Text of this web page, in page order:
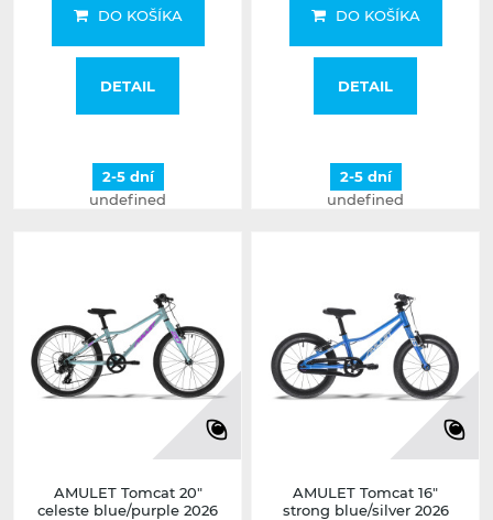
DO KOŠÍKA
DETAIL
2-5 dní
undefined
DO KOŠÍKA
DETAIL
2-5 dní
undefined
AMULET Tomcat 20"
celeste blue/purple 2026
AMULET Tomcat 16"
strong blue/silver 2026